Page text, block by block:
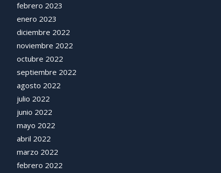
febrero 2023
enero 2023
diciembre 2022
noviembre 2022
octubre 2022
septiembre 2022
agosto 2022
julio 2022
junio 2022
mayo 2022
abril 2022
marzo 2022
febrero 2022